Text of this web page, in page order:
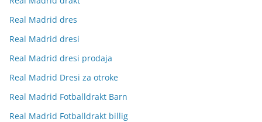
Real Madrid dres
Real Madrid dresi
Real Madrid dresi prodaja
Real Madrid Dresi za otroke
Real Madrid Fotballdrakt Barn
Real Madrid Fotballdrakt billig